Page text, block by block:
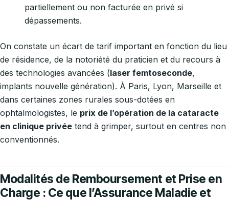
partiellement ou non facturée en privé si
dépassements.
On constate un écart de tarif important en fonction du lieu
de résidence, de la notoriété du praticien et du recours à
des technologies avancées (laser femtoseconde,
implants nouvelle génération). À Paris, Lyon, Marseille et
dans certaines zones rurales sous-dotées en
ophtalmologistes, le prix de l’opération de la cataracte
en clinique privée tend à grimper, surtout en centres non
conventionnés.
Modalités de Remboursement et Prise en
Charge : Ce que l’Assurance Maladie et